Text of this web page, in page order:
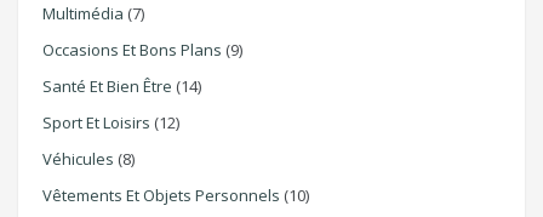
Multimédia (7)
Occasions Et Bons Plans (9)
Santé Et Bien Être (14)
Sport Et Loisirs (12)
Véhicules (8)
Vêtements Et Objets Personnels (10)